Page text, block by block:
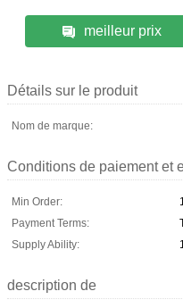
meilleur prix
Détails sur le produit
Nom de marque:
Conditions de paiement et
Min Order:
Payment Terms:
Supply Ability:
description de